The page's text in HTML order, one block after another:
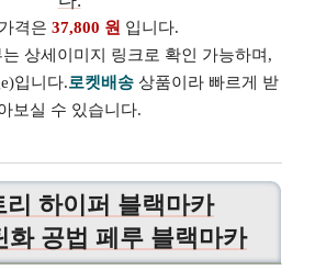
격은 37,800 원 입니다.
상세이미지 링크로 확인 가능하며,
로켓배송상품이라 빠르게 받
보실 수 있습니다.
리 하이퍼 블랙마카
화 공법 페루 블랙마카